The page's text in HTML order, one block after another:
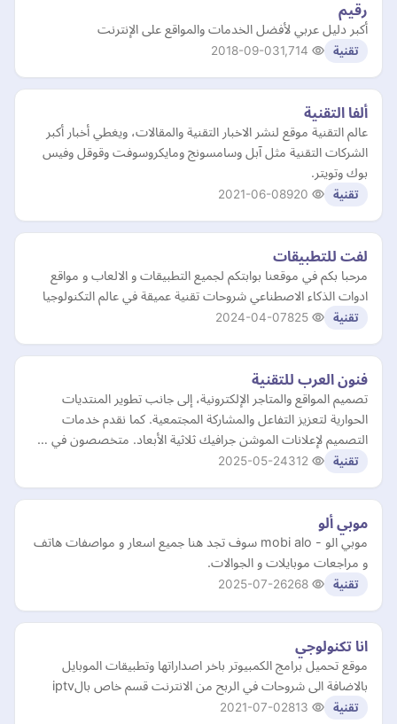
رقيم
أكبر دليل عربي لأفضل الخدمات والمواقع على الإنترنت
تقنية 2018-09-03
ألفا التقنية
عالم التقنية موقع لنشر الاخبار التقنية والمقالات، ويغطي أخبار أكبر
الشركات التقنية مثل آبل وسامسونج ومايكروسوفت وقوقل وفيس
بوك وتويتر.
تقنية 2021-06-08
لفت للتطبيقات
مرحبا بكم في موقعنا بوابتكم لجميع التطبيقات و الالعاب و مواقع
ادوات الذكاء الاصطناعي شروحات تقنية عميقة في عالم التكنولوجيا
تقنية 2024-04-07
فنون العرب للتقنية
تصميم المواقع والمتاجر الإلكترونية، إلى جانب تطوير المنتديات
الحوارية لتعزيز التفاعل والمشاركة المجتمعية. كما نقدم خدمات
التصميم لإعلانات الموشن جرافيك ثلاثية الأبعاد. متخصصون في …
تقنية 2025-05-24
موبي ألو
موبي الو - mobi alo سوف تجد هنا جميع اسعار و مواصفات هاتف
و مراجعات موبايلات و الجوالات.
تقنية 2025-07-26
انا تكنولوجي
موقع تحميل برامج الكمبيوتر باخر اصداراتها وتطبيقات الموبايل
بالاضافة الى شروحات في الربح من الانترنت قسم خاص بالiptv
تقنية 2021-07-02